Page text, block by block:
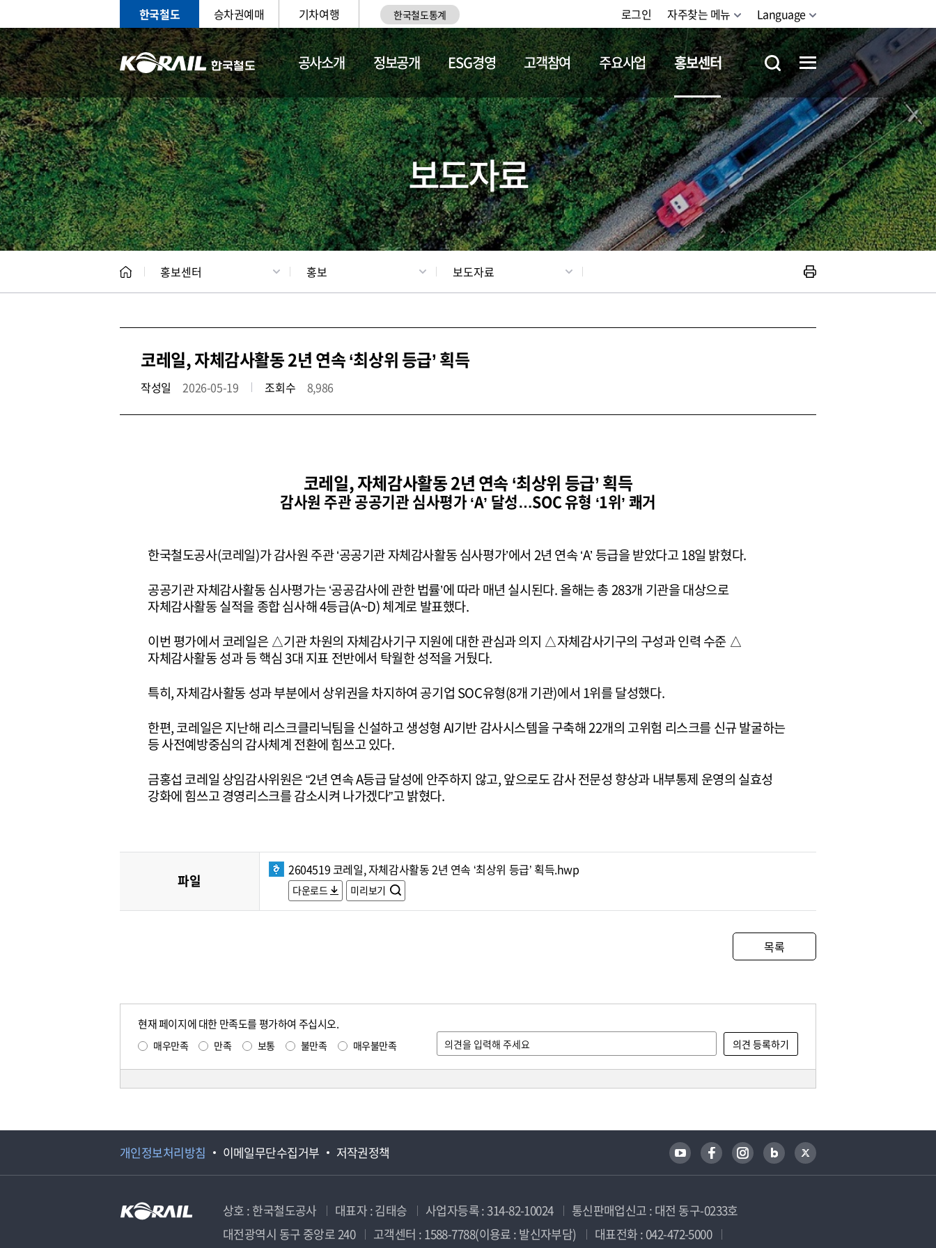
한국철도 승차권예매 기차여행 한국철도통계 로그인 자주찾는 메뉴 Language
공사소개 정보공개 ESG경영 고객참여 주요사업 홍보센터
홍보 문화사업 갤러리 기차소개 철도체험
보도자료
홍보센터 홍보 보도자료
코레일, 자체감사활동 2년 연속 ‘최상위 등급’ 획득
작성일 2026-05-19 조회수 8,986
코레일, 자체감사활동 2년 연속 ‘최상위 등급’ 획득
감사원 주관 공공기관 심사평가 ‘A’ 달성…SOC 유형 ‘1위’ 쾌거
한국철도공사(코레일)가 감사원 주관 ‘공공기관 자체감사활동 심사평가’에서 2년 연속 ‘A’ 등급을 받았다고 18일 밝혔다.
공공기관 자체감사활동 심사평가는 ‘공공감사에 관한 법률’에 따라 매년 실시된다. 올해는 총 283개 기관을 대상으로
자체감사활동 실적을 종합 심사해 4등급(A~D) 체계로 발표했다.
이번 평가에서 코레일은 △기관 차원의 자체감사기구 지원에 대한 관심과 의지 △자체감사기구의 구성과 인력 수준 △
자체감사활동 성과 등 핵심 3대 지표 전반에서 탁월한 성적을 거뒀다.
특히, 자체감사활동 성과 부분에서 상위권을 차지하여 공기업 SOC유형(8개 기관)에서 1위를 달성했다.
한편, 코레일은 지난해 리스크클리닉팀을 신설하고 생성형 AI기반 감사시스템을 구축해 22개의 고위험 리스크를 신규 발굴하는
등 사전예방중심의 감사체계 전환에 힘쓰고 있다.
금홍섭 코레일 상임감사위원은 “2년 연속 A등급 달성에 안주하지 않고, 앞으로도 감사 전문성 향상과 내부통제 운영의 실효성
강화에 힘쓰고 경영리스크를 감소시켜 나가겠다”고 밝혔다.
파일
2604519 코레일, 자체감사활동 2년 연속 ‘최상위 등급’ 획득.hwp
다운로드 미리보기
목록
현재 페이지에 대한 만족도를 평가하여 주십시오.
매우만족 만족 보통 불만족 매우불만족
개인정보처리방침 이메일무단수집거부 저작권정책
상호 : 한국철도공사 대표자 : 김태승 사업자등록 : 314-82-10024
통신판매업신고 : 대전 동구-0233호
대전광역시 동구 중앙로 240
고객센터 : 1588-7788(이용료 : 발신자부담) 대표전화 : 042-472-5000